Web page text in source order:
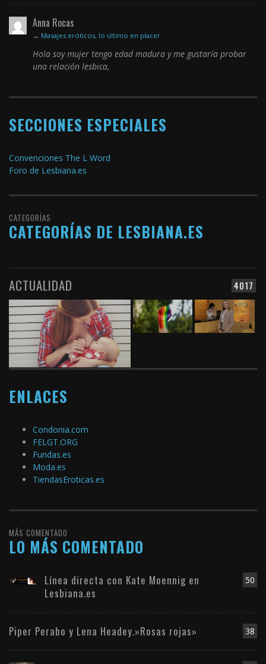
Anna Rocas
→ Masajes eróticos, lo último en placer
Hola soy mujer tengo edad madura y me gustaría probar
una relación lesbica,
SECCIONES ESPECIALES
Convenciones The L Word
Foro de Lesbiana.es
CATEGORÍAS
CATEGORÍAS DE LESBIANA.ES
4017
ACTUALIDAD
ENLACES
Condonia.com
FELGT.ORG
Fundas.es
Moda.es
TiendasEroticas.es
MÁS COMENTADO
LO MÁS COMENTADO
50
Línea directa con Kate Moennig en
Lesbiana.es
38
Piper Perabo y Lena Headey.»Rosas rojas»